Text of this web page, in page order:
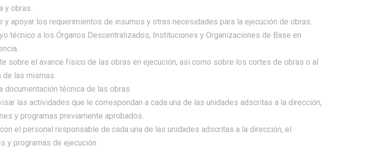
y obras.
y apoyar los requerimientos de insumos y otras necesidades para la ejecución de obras.
técnico a los Órganos Descentralizados, Instituciones y Organizaciones de Base en
sobre el avance físico de las obras en ejecución, así como sobre los cortes de obras o al
de las mismas.
documentación técnica de las obras.
las actividades que le correspondan a cada una de las unidades adscritas a la dirección,
y programas previamente aprobados.
el personal responsable de cada una de las unidades adscritas a la dirección, el
y programas de ejecución